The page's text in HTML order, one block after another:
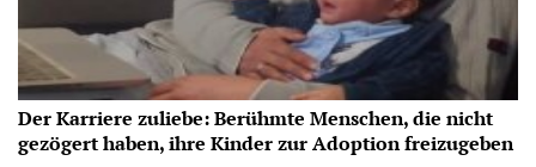
Der Karriere zuliebe: Berühmte Menschen, die nicht
gezögert haben, ihre Kinder zur Adoption freizugeben